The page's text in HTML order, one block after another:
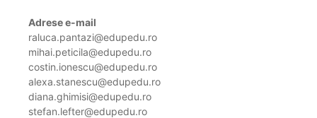
Adrese e-mail
raluca.pantazi@edupedu.ro
mihai.peticila@edupedu.ro
costin.ionescu@edupedu.ro
alexa.stanescu@edupedu.ro
diana.ghimisi@edupedu.ro
stefan.lefter@edupedu.ro